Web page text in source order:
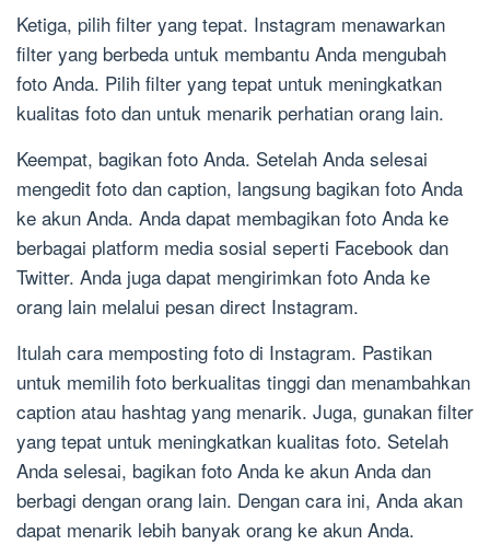
Ketiga, pilih filter yang tepat. Instagram menawarkan
filter yang berbeda untuk membantu Anda mengubah
foto Anda. Pilih filter yang tepat untuk meningkatkan
kualitas foto dan untuk menarik perhatian orang lain.
Keempat, bagikan foto Anda. Setelah Anda selesai
mengedit foto dan caption, langsung bagikan foto Anda
ke akun Anda. Anda dapat membagikan foto Anda ke
berbagai platform media sosial seperti Facebook dan
Twitter. Anda juga dapat mengirimkan foto Anda ke
orang lain melalui pesan direct Instagram.
Itulah cara memposting foto di Instagram. Pastikan
untuk memilih foto berkualitas tinggi dan menambahkan
caption atau hashtag yang menarik. Juga, gunakan filter
yang tepat untuk meningkatkan kualitas foto. Setelah
Anda selesai, bagikan foto Anda ke akun Anda dan
berbagi dengan orang lain. Dengan cara ini, Anda akan
dapat menarik lebih banyak orang ke akun Anda.